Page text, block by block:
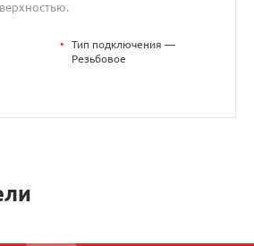
•
Тип подключения —
Резьбовое